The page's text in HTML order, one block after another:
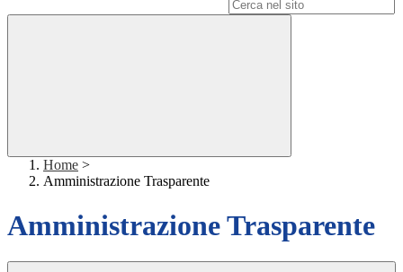
Home >
Amministrazione Trasparente
Amministrazione Trasparente